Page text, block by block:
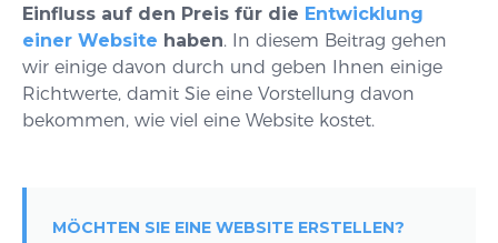
Einfluss auf den Preis für die Entwicklung
einer Website haben. In diesem Beitrag gehen
wir einige davon durch und geben Ihnen einige
Richtwerte, damit Sie eine Vorstellung davon
bekommen, wie viel eine Website kostet.
MÖCHTEN SIE EINE WEBSITE ERSTELLEN?